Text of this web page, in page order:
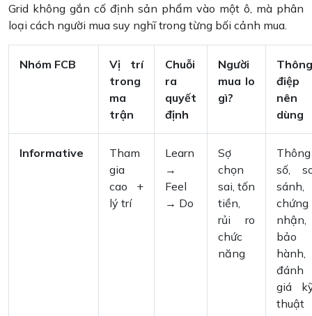
Grid không gắn cố định sản phẩm vào một ô, mà phân
loại cách người mua suy nghĩ trong từng bối cảnh mua.
Nhóm FCB
Vị trí
trong
ma
trận
Chuỗi
ra
quyết
định
Người
mua lo
gì?
Thông
điệp
nên
dùng
Informative
Tham
gia
cao +
lý trí
Learn
→
Feel
→ Do
Sợ
chọn
sai, tốn
tiền,
rủi ro
chức
năng
Thông
số,
sánh,
chứng
nhận,
bảo
hành,
đánh
giá
thuật